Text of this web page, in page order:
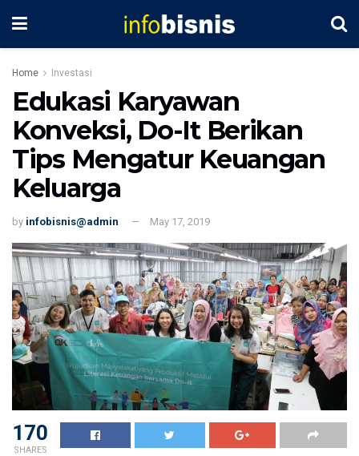
Home Investasi
Edukasi Karyawan
Konveksi, Do-It Berikan
Tips Mengatur Keuangan
Keluarga
by infobisnis@admin May 17, 2019
170
SHARES